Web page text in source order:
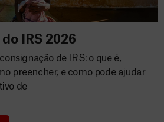
IRS 2026
de IRS: o que é,
preencher, e como pode ajudar
de